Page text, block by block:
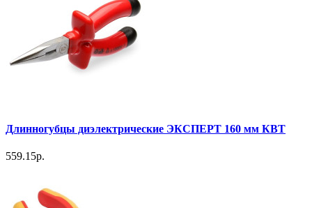
Длинногубцы диэлектрические ЭКСПЕРТ 160 мм КВТ
559.15р.